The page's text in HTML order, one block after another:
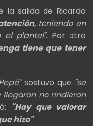
la salida de Ricardo
, teniendo en
el plantel". Por otro
tiene que tener
sostuvo que "se
llegaron no rindieron
"Hay que valorar
hizo".